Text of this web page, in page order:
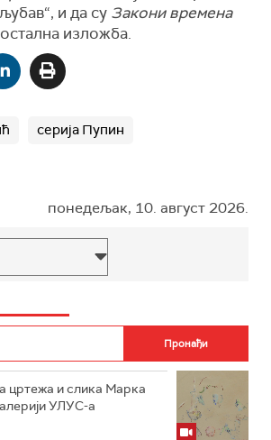
и да су Закони времена
изложба.
серија Пупин
понедељак, 10. август 2026.
цртежа и слика Марка
УЛУС-а